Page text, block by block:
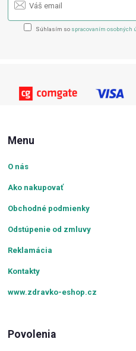
Súhlasím so spracovaním osobných
Menu
O nás
Ako nakupovať
Obchodné podmienky
Odstúpenie od zmluvy
Reklamácia
Kontakty
www.zdravko-eshop.cz
Povolenia